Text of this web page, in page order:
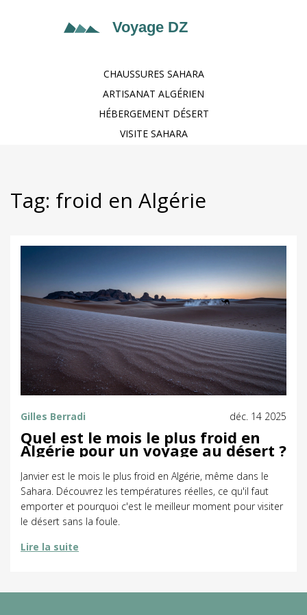
CHAUSSURES SAHARA
ARTISANAT ALGÉRIEN
HÉBERGEMENT DÉSERT
VISITE SAHARA
Tag: froid en Algérie
Gilles Berradi déc. 14 2025
Quel est le mois le plus froid en
Algérie pour un voyage au désert ?
Janvier est le mois le plus froid en Algérie, même dans le
Sahara. Découvrez les températures réelles, ce qu'il faut
emporter et pourquoi c'est le meilleur moment pour visiter
le désert sans la foule.
Lire la suite